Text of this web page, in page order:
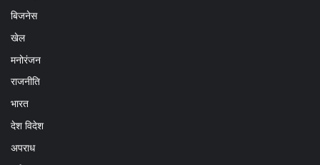
बिजनेस
खेल
मनोरंजन
राजनीति
भारत
देश विदेश
अपराध